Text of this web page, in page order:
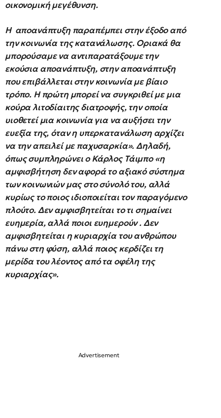
οικονομική μεγέθυνση.
Η αποανάπτυξη παραπέμπει στην έξοδο από
την κοινωνία της κατανάλωσης. Οριακά θα
μπορούσαμε να αντιπαρατάξουμε την
εκούσια αποανάπτυξη, στην αποανάπτυξη
που επιβάλλεται στην κοινωνία με βίαιο
τρόπο. Η πρώτη μπορεί να συγκριθεί με μια
κούρα λιτοδίαιτης διατροφής, την οποία
υιοθετεί μια κοινωνία για να αυξήσει την
ευεξία της, όταν η υπερκατανάλωση αρχίζει
να την απειλεί με παχυσαρκία». Δηλαδή,
όπως συμπληρώνει ο Κάρλος Τάιμπο «η
αμφισβήτηση δεν αφορά το αξιακό σύστημα
των κοινωνιών μας στο σύνολό του, αλλά
κυρίως το ποιος ιδιοποιείται τον παραγόμενο
πλούτο. Δεν αμφισβητείται το τι σημαίνει
ευημερία, αλλά ποιοι ευημερούν . Δεν
αμφισβητείται η κυριαρχία του ανθρώπου
πάνω στη φύση, αλλά ποιος κερδίζει τη
μερίδα του λέοντος από τα οφέλη της
κυριαρχίας».